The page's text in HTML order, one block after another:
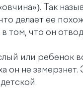
Так
делает ее
том, что он
или ребенок
он не